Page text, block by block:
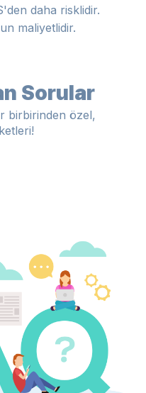
daha risklidir.
maliyetlidir.
Sorular
birbirinden özel,